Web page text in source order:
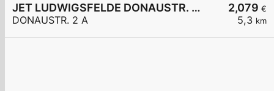
2,079 €
5,3 km
JET LUDWIGSFELDE DONAUSTR. 2 A
DONAUSTR. 2 A